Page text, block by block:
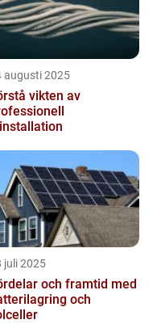
augusti 2025
vikten av
juli 2025
och framtid med
och